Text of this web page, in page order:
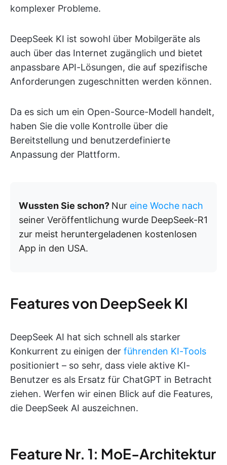
komplexer Probleme.
DeepSeek KI ist sowohl über Mobilgeräte als
auch über das Internet zugänglich und bietet
anpassbare API-Lösungen, die auf spezifische
Anforderungen zugeschnitten werden können.
Da es sich um ein Open-Source-Modell handelt,
haben Sie die volle Kontrolle über die
Bereitstellung und benutzerdefinierte
Anpassung der Plattform.
Wussten Sie schon? Nur eine Woche nach
seiner Veröffentlichung wurde DeepSeek-R1
zur meist heruntergeladenen kostenlosen
App in den USA.
Features von DeepSeek KI
DeepSeek AI hat sich schnell als starker
Konkurrent zu einigen der führenden KI-Tools
positioniert – so sehr, dass viele aktive KI-
Benutzer es als Ersatz für ChatGPT in Betracht
ziehen. Werfen wir einen Blick auf die Features,
die DeepSeek AI auszeichnen.
Feature Nr. 1: MoE-Architektur